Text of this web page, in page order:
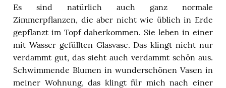
Es sind natürlich auch ganz normale
Zimmerpflanzen, die aber nicht wie üblich in Erde
gepflanzt im Topf daherkommen. Sie leben in einer
mit Wasser gefüllten Glasvase. Das klingt nicht nur
verdammt gut, das sieht auch verdammt schön aus.
Schwimmende Blumen in wunderschönen Vasen in
meiner Wohnung, das klingt für mich nach einer